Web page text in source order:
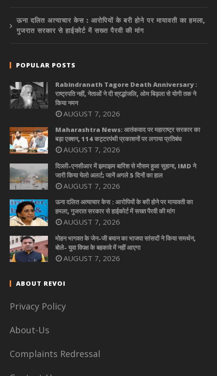
ऊना दलित अत्याचार केस : आरोपियों के बरी होने पर मायावती का हमला,
गुजरात सरकार से हाईकोर्ट में सख्त पैरवी की मांग
POPULAR POSTS
Rabindranath Tagore Death Anniversary :
राष्ट्रपति नहीं, नेताओं ने दी श्रद्धांजलि, ओम बिड़ला से योगी तक ने
किया नमन
AUGUST 7, 2026
Maharashtra News: आतंकवाद पर महाराष्ट्र सरकार का
बड़ा एक्शन, 114 कट्टरपंथी प्रकाशनों पर लगाया प्रतिबंध
AUGUST 7, 2026
दिल्ली-एनसीआर में झमाझम बारिश से मौसम हुआ सुहाना, IMD ने
जारी किया येलो अलर्ट; जानें अगले 5 दिनों का हाल
AUGUST 7, 2026
ऊना दलित अत्याचार केस : आरोपियों के बरी होने पर मायावती का
हमला, गुजरात सरकार से हाईकोर्ट में सख्त पैरवी की मांग
AUGUST 7, 2026
मोहन भागवत के जेन-जी बयान का भाजपा सांसदों ने किया समर्थन,
बोले- युवा विपक्ष के बहकावे में नहीं आएगा
AUGUST 7, 2026
ABOUT REVOI
Privacy Policy
About-Us
Complaints Redressal